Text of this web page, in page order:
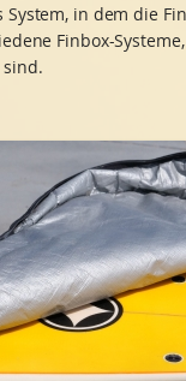
System, in dem die
Finbox-